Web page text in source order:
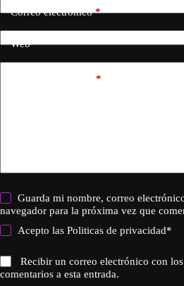
Correo electrónico*
Web
*
Guarda mi nombre, correo
navegador para la próxima vez que
Acepto lasPoliticas de privacidad*
Recibir un correo electrónico con
comentarios a esta entrada.